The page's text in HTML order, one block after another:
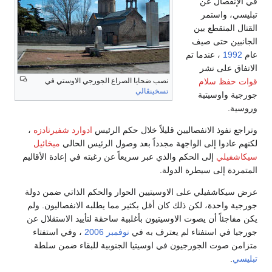
نصب ضحايا الصراع الجورجي الاوستي في
واستمر
بين
حتى صيف
، عندما تم
على نشر
سلام
واوسيتية
نفوذ الانفصاليين قليلاً خلال حكم الرئيسادوارد شفيرنادزه ،
إلى الواجهة مجدداً بعد وصول الرئيس الحاليميخائيل
إلى الحكم والذي عبر سريعاً عن رغبته في إعادة الأقاليم
إلى سيطرة الدولة.
على الاوسيتيين الحوار والحكم الذاتي ضمن دولة
واحدة، لكن ذلك كان أقل بكثير مما يطلبه الانفصاليون. ولم
أن يصوت الاوسيتيون بأغلبية ساحقة لتأييد الاستقلال عن
في استفتاء لم يعترف به في نوفمبر 2006، وفي استفتاء
صوت الجورجيون في اوسيتيا الجنوبية للبقاء ضمن سلطة